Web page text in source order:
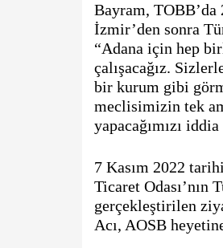
Bayram, TOBB’da
İzmir’den sonra
“Adana için hep
çalışacağız.
bir kurum gibi
meclisimizin tek
yapacağımızı
7 Kasım 2022
Ticaret Odası’nın
gerçekleştirilen
Acı, AOSB